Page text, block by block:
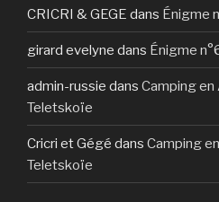
CRICRI & GEGE dans Énigme
girard evelyne dans Énigme
admin-russie dans Camping en
Teletskoïe
Cricri et Gégé dans Camping
Teletskoïe